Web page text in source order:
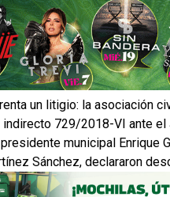
un litigio: la asociación
729/2018-VI ante
municipal Enrique
Sánchez, declararon